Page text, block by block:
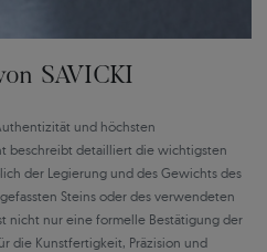
SAVICKI
und höchsten
beschreibt detailliert die wichtigsten
der Legierung und des Gewichts des
Steins oder des verwendeten
nicht nur eine formelle Bestätigung der
die Kunstfertigkeit, Präzision und